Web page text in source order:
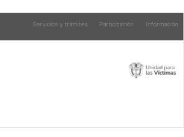
Servicios y trámites Participación Información